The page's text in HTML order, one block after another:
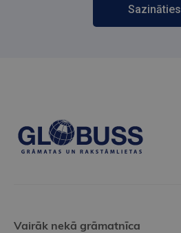
Sazināties
Vairāk nekā grāmatnīca